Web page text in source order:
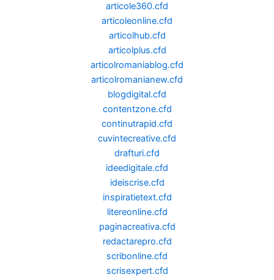
articole360.cfd
articoleonline.cfd
articolhub.cfd
articolplus.cfd
articolromaniablog.cfd
articolromanianew.cfd
blogdigital.cfd
contentzone.cfd
continutrapid.cfd
cuvintecreative.cfd
drafturi.cfd
ideedigitale.cfd
ideiscrise.cfd
inspiratietext.cfd
litereonline.cfd
paginacreativa.cfd
redactarepro.cfd
scribonline.cfd
scrisexpert.cfd